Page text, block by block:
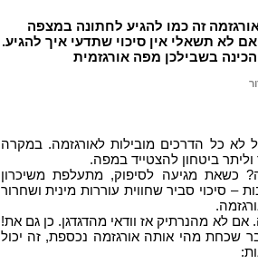
זה כמו להגיע לחתונה במצפה
לא תשאלי אין סיכוי שתדעי איך להגיע.
הכינה בשבילכן מפה אורגזמית
לא כל הדרכים מובילות לאורגזמה. במקרה
ביטחון להצטייד במפה.
כשאת מגיעה לסיפוק, מתעלפת משיכרון
– סיכוי סביר שחווית עוררות מינית ושחרור
אם לא מהנרתיק אז וודאי מהדגדגן. כן גם את!
שכחת מהי אותה אורגזמה נכספת, זה יכול